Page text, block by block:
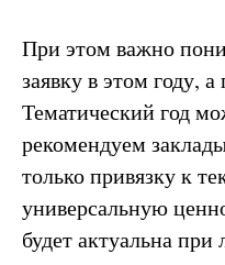
При этом важно
заявку в этом году,
Тематический год
рекомендуем
только привязку к
универсальную
будет актуальна